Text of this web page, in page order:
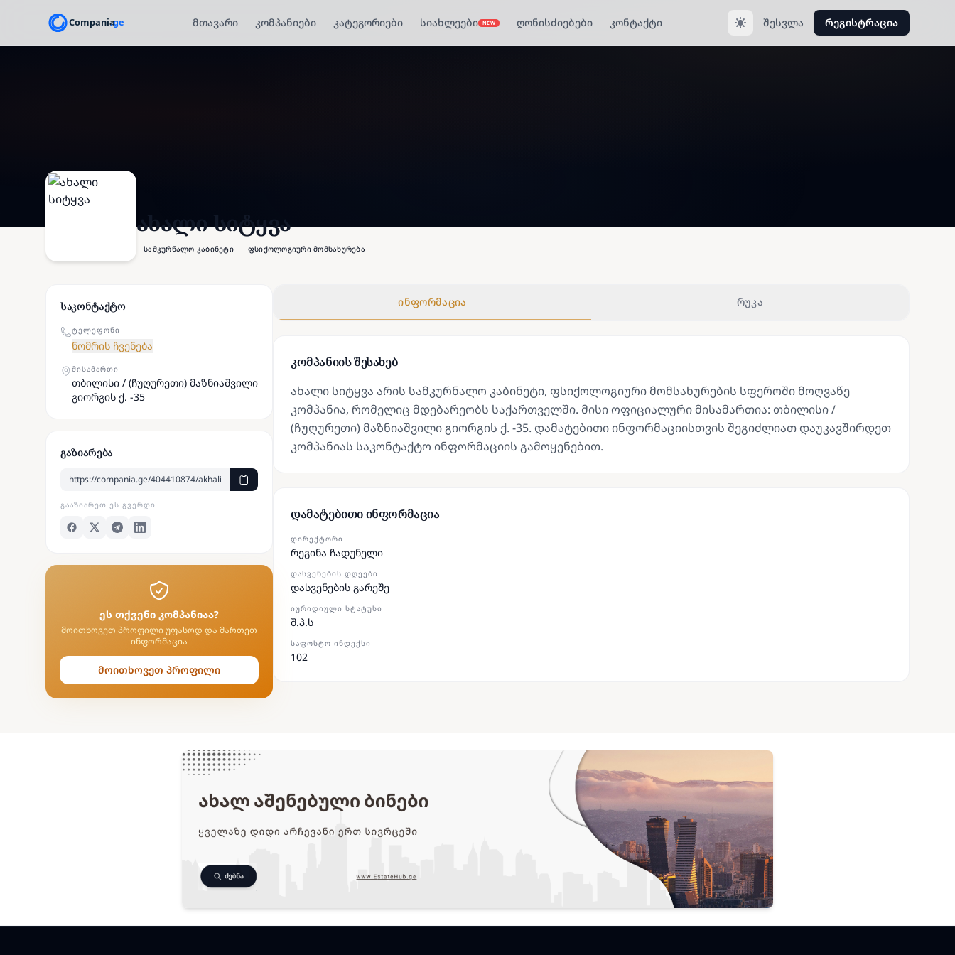
მთავარი კომპანიები კატეგორიები სიახლეები NEW ღონისძიებები კონტაქტი შესვლა რეგისტრაცია
ახალი სიტყვა
სამკურნალო კაბინეტი ფსიქოლოგიური მომსახურება
საკონტაქტო
ᲢᲔᲚᲔᲤᲝᲜᲘ
ნომრის ჩვენება
ᲛᲘᲡᲐᲛᲐᲠᲗᲘ
თბილისი / (ჩუღურეთი) მაზნიაშვილი
გიორგის ქ. -35
გაზიარება
ᲒᲐᲐᲖᲘᲐᲠᲔᲗ ᲔᲡ ᲒᲕᲔᲠᲓᲘ
ეს თქვენი კომპანიაა?
მოითხოვეთ პროფილი უფასოდ და მართეთ
ინფორმაცია
მოითხოვეთ პროფილი
ინფორმაცია რუკა
კომპანიის შესახებ
ახალი სიტყვა არის სამკურნალო კაბინეტი, ფსიქოლოგიური მომსახურების სფეროში მოღვაწე
კომპანია, რომელიც მდებარეობს საქართველში. მისი ოფიციალური მისამართია: თბილისი /
(ჩუღურეთი) მაზნიაშვილი გიორგის ქ. -35. დამატებითი ინფორმაციისთვის შეგიძლიათ დაუკავშირდეთ
კომპანიას საკონტაქტო ინფორმაციის გამოყენებით.
დამატებითი ინფორმაცია
ᲓᲘᲠᲔᲥᲢᲝᲠᲘ
რეგინა ჩადუნელი
ᲓᲐᲡᲕᲔᲜᲔᲑᲘᲡ ᲓᲦᲔᲔᲑᲘ
დასვენების გარეშე
ᲘᲣᲠᲘᲓᲘᲣᲚᲘ ᲡᲢᲐᲢᲣᲡᲘ
შ.პ.ს
ᲡᲐᲤᲝᲡᲢᲝ ᲘᲜᲓᲔᲥᲡᲘ
102